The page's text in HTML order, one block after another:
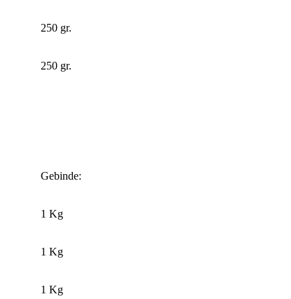
250 gr.
250 gr.
Gebinde:
1 Kg
1 Kg
1 Kg